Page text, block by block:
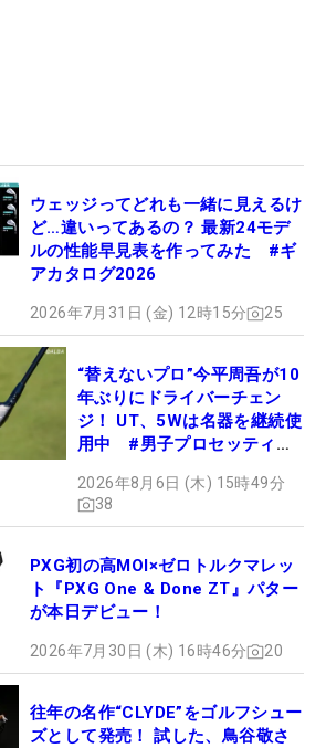
ウェッジってどれも一緒に見えるけ
ど…違いってあるの？ 最新24モデ
ルの性能早見表を作ってみた #ギ
アカタログ2026
2026年7月31日 (金) 12時15分 25
“替えないプロ”今平周吾が10
年ぶりにドライバーチェン
ジ！ UT、5Wは名器を継続使
用中 #男子プロセッティン
2026年8月6日 (木) 15時49分
38
PXG初の高MOI×ゼロトルクマレッ
ト『PXG One & Done ZT』パター
が本日デビュー！
2026年7月30日 (木) 16時46分 20
往年の名作“CLYDE”をゴルフシュー
ズとして発売！ 試した、鳥谷敬さ